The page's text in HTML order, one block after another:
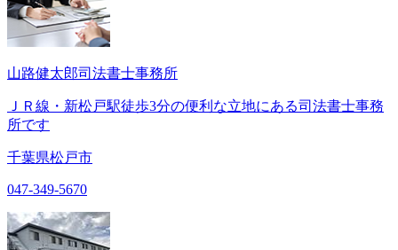
山路健太郎司法書士事務所
ＪＲ線・新松戸駅徒歩3分の便利な立地にある司法書士事務
所です
千葉県松戸市
047-349-5670